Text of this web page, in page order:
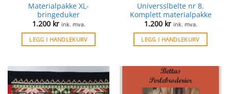
Materialpakke XL-
bringeduker
1.200 kr ink. mva.
LEGG I HANDLEKURV
Universslbelte nr 8.
Komplett materialpakke
1.200 kr ink. mva.
LEGG I HANDLEKURV